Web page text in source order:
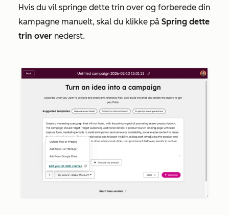
Hvis du vil springe dette trin over og forberede din
kampagne manuelt, skal du klikke på Spring dette
trin over nederst.